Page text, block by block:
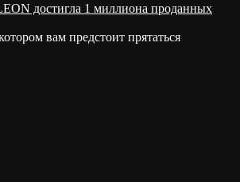
достигла 1 миллиона проданных
вам предстоит прятаться